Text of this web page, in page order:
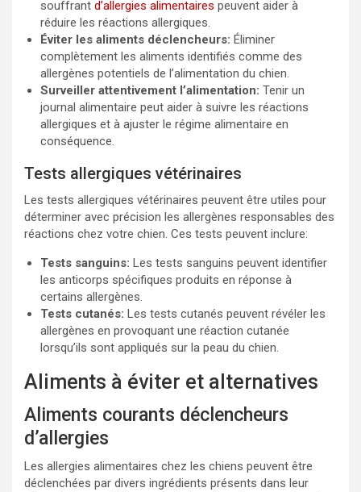
souffrant d’allergies alimentaires peuvent aider à
réduire les réactions allergiques.
Éviter les aliments déclencheurs: Éliminer
complètement les aliments identifiés comme des
allergènes potentiels de l’alimentation du chien.
Surveiller attentivement l’alimentation: Tenir un
journal alimentaire peut aider à suivre les réactions
allergiques et à ajuster le régime alimentaire en
conséquence.
Tests allergiques vétérinaires
Les tests allergiques vétérinaires peuvent être utiles pour
déterminer avec précision les allergènes responsables des
réactions chez votre chien. Ces tests peuvent inclure:
Tests sanguins: Les tests sanguins peuvent identifier
les anticorps spécifiques produits en réponse à
certains allergènes.
Tests cutanés: Les tests cutanés peuvent révéler les
allergènes en provoquant une réaction cutanée
lorsqu’ils sont appliqués sur la peau du chien.
Aliments à éviter et alternatives
Aliments courants déclencheurs
d’allergies
Les allergies alimentaires chez les chiens peuvent être
déclenchées par divers ingrédients présents dans leur